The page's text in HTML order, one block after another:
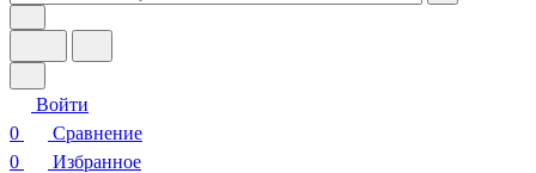
Войти
0
Сравнение
0
Избранное